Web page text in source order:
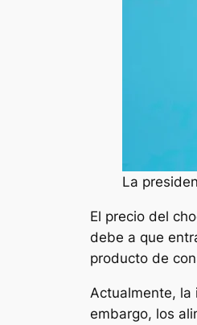
La
El precio del
debe a que
producto de
Actualmente, la
embargo, los